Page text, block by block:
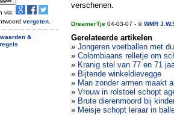
via:
vergeten
&
verschenen.
DreamerTje 04-03-07 - ©WMR
Gerelateerde artikelen
» Jongeren voetballen met
» Colombiaans relletje om
» Kranig stel van 77 en 71
» Bijtende winkeldievegge
» Man zonder armen maakt
» Vrouw in rolstoel schopt
» Brute dierenmoord bij
» Meisje schopt leraar in